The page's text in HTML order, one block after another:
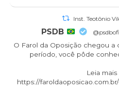
Inst. Teotônio
PSDB
O Farol da Oposição chegou a
período, você pôde
Leia mais
https://